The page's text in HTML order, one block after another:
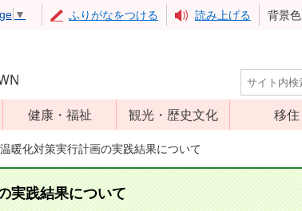
▼ ふりがなをつける 読み上げる 背景色
健康・福祉
児童福祉
高齢者福祉
介護保険
観光・歴史文化
観光
アップルミュー
移住
暖化対策実行計画の実践結果について
実践結果について